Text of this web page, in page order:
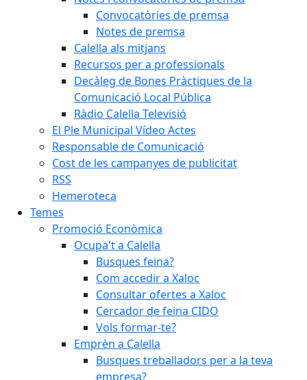
Convocatòries de premsa
Notes de premsa
Calella als mitjans
Recursos per a professionals
Decàleg de Bones Pràctiques de la
Comunicació Local Pública
Ràdio Calella Televisió
El Ple Municipal Vídeo Actes
Responsable de Comunicació
Cost de les campanyes de publicitat
RSS
Hemeroteca
Temes
Promoció Econòmica
Ocupa't a Calella
Busques feina?
Com accedir a Xaloc
Consultar ofertes a Xaloc
Cercador de feina CIDO
Vols formar-te?
Emprèn a Calella
Busques treballadors per a la teva
empresa?